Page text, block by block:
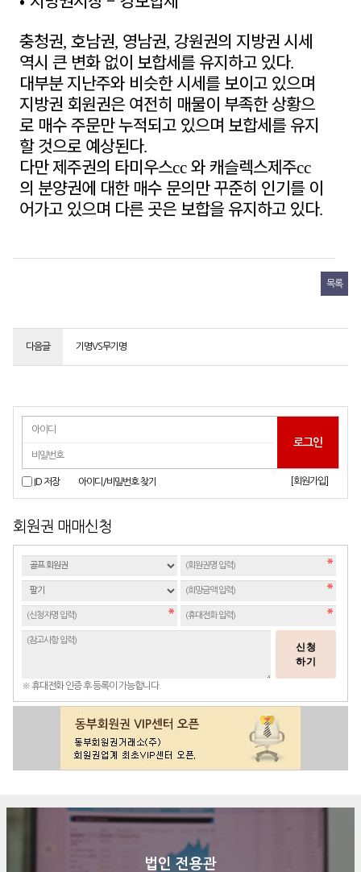
충청권, 호남권, 영남권, 강원권의 지방권 시세
역시 큰 변화 없이 보합세를 유지하고 있다.
대부분 지난주와 비슷한 시세를 보이고 있으며
지방권 회원권은 여전히 매물이 부족한 상황으
로 매수 주문만 누적되고 있으며 보합세를 유지
할 것으로 예상된다.
다만 제주권의 타미우스cc 와 캐슬렉스제주cc
의 분양권에 대한 매수 문의만 꾸준히 인기를 이
어가고 있으며 다른 곳은 보합을 유지하고 있다.
목록
다음글 기명VS무기명
ID 저장 아이디/비밀번호 찾기 [회원가입]
회원권 매매신청
신청
하기
※ 휴대전화 인증 후 등록이 가능합니다.
법인 전용관